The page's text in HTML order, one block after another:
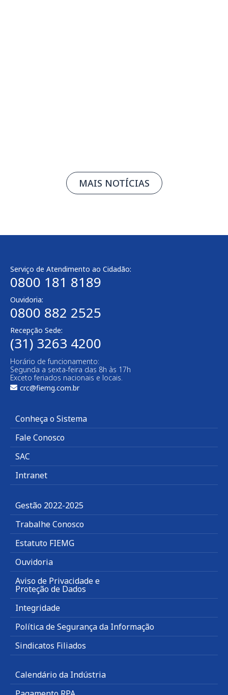
MAIS NOTÍCIAS
Serviço de Atendimento ao Cidadão:
0800 181 8189
Ouvidoria:
0800 882 2525
Recepção Sede:
(31) 3263 4200
Horário de funcionamento:
Segunda a sexta-feira das 8h às 17h
Exceto feriados nacionais e locais.
crc@fiemg.com.br
Conheça o Sistema
Fale Conosco
SAC
Intranet
Gestão 2022-2025
Trabalhe Conosco
Estatuto FIEMG
Ouvidoria
Aviso de Privacidade e
Proteção de Dados
Integridade
Política de Segurança da Informação
Sindicatos Filiados
Calendário da Indústria